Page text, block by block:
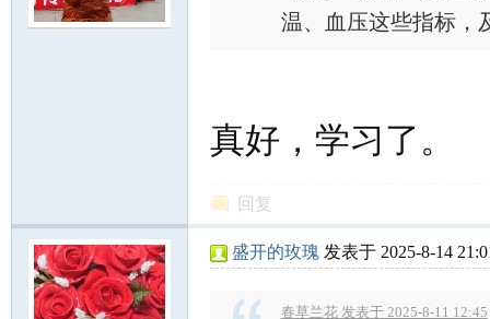
温、血压这些指标，
真好，学习了。
回复
盛开的玫瑰 发表于 2025-8-14
春草兰花 发表于 2025-8-11 12:45